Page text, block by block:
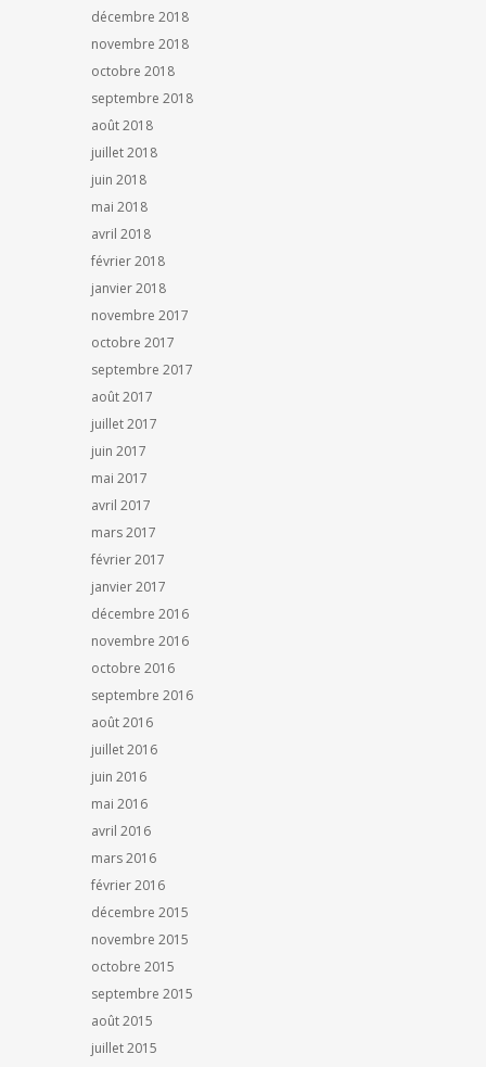
décembre 2018
novembre 2018
octobre 2018
septembre 2018
août 2018
juillet 2018
juin 2018
mai 2018
avril 2018
février 2018
janvier 2018
novembre 2017
octobre 2017
septembre 2017
août 2017
juillet 2017
juin 2017
mai 2017
avril 2017
mars 2017
février 2017
janvier 2017
décembre 2016
novembre 2016
octobre 2016
septembre 2016
août 2016
juillet 2016
juin 2016
mai 2016
avril 2016
mars 2016
février 2016
décembre 2015
novembre 2015
octobre 2015
septembre 2015
août 2015
juillet 2015